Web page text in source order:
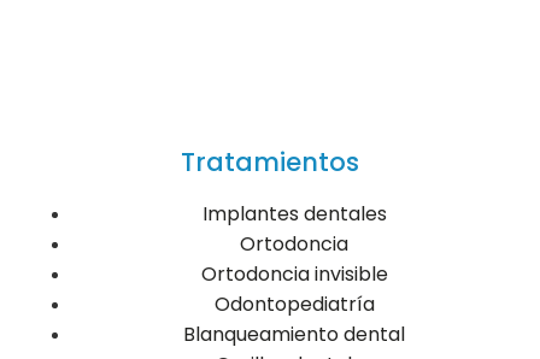
Tratamientos
Implantes dentales
Ortodoncia
Ortodoncia invisible
Odontopediatría
Blanqueamiento dental